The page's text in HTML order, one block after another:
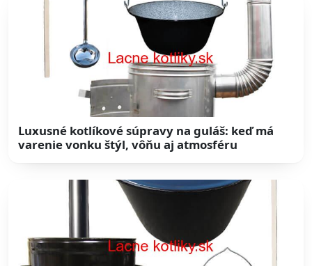
Luxusné kotlíkové súpravy na guláš: keď má
varenie vonku štýl, vôňu aj atmosféru